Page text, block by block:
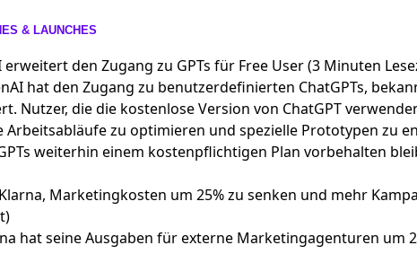
& LAUNCHES
erweitert den Zugang zu GPTs für Free User (3 Minuten
hat den Zugang zu benutzerdefinierten ChatGPTs,
Nutzer, die die kostenlose Version von ChatGPT
Arbeitsabläufe zu optimieren und spezielle Prototypen zu
weiterhin einem kostenpflichtigen Plan vorbehalten
Marketingkosten um 25% zu senken und mehr
hat seine Ausgaben für externe Marketingagenturen um